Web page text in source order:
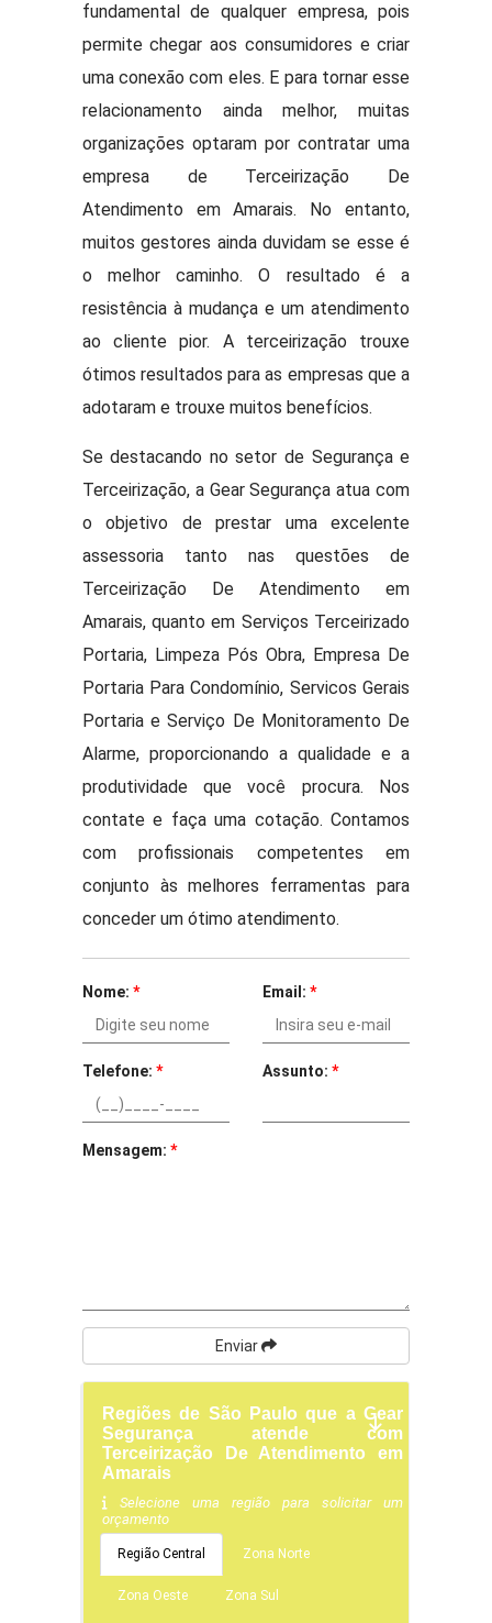
fundamental de qualquer empresa, pois
permite chegar aos consumidores e criar
uma conexão com eles. E para tornar esse
relacionamento ainda melhor, muitas
organizações optaram por contratar uma
empresa de Terceirização De
Atendimento em Amarais. No entanto,
muitos gestores ainda duvidam se esse é
o melhor caminho. O resultado é a
resistência à mudança e um atendimento
ao cliente pior. A terceirização trouxe
ótimos resultados para as empresas que a
adotaram e trouxe muitos benefícios.
Se destacando no setor de Segurança e
Terceirização, a Gear Segurança atua com
o objetivo de prestar uma excelente
assessoria tanto nas questões de
Terceirização De Atendimento em
Amarais, quanto em Serviços Terceirizado
Portaria, Limpeza Pós Obra, Empresa De
Portaria Para Condomínio, Servicos Gerais
Portaria e Serviço De Monitoramento De
Alarme, proporcionando a qualidade e a
produtividade que você procura. Nos
contate e faça uma cotação. Contamos
com profissionais competentes em
conjunto às melhores ferramentas para
conceder um ótimo atendimento.
Nome: * Email: *
Telefone: * Assunto: *
Mensagem: *
Enviar
Regiões de São Paulo que a Gear
Segurança atende com
Terceirização De Atendimento em
Amarais
Selecione uma região para solicitar um
orçamento
Região Central Zona Norte
Zona Oeste Zona Sul